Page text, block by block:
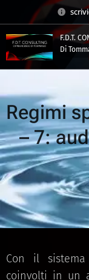
F.D.T.
Di
Regimi
– 7:
Con il sistema
coinvolti in un